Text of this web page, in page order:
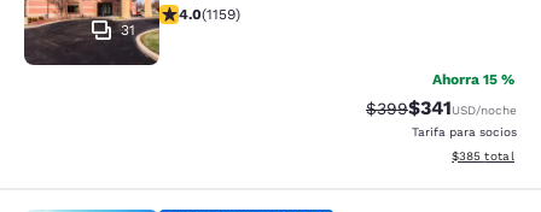
31
calificación de 4.01 estrellas. Muy bueno. 1159 reseñas
4.0(1159)
Ahorra 15 %
Precio tachado:
$399Precio con
$341USD/noche
Tarifa para socios
Ver detalles
$385 total